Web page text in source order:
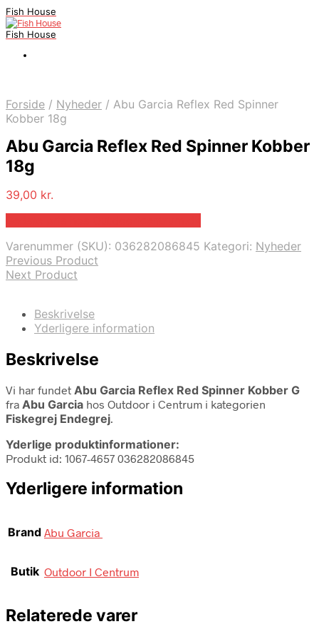
Fish House
Fish House
Forside / Nyheder / Abu Garcia Reflex Red Spinner
Kobber 18g
Abu Garcia Reflex Red Spinner Kobber
18g
39,00 kr.
Varenummer (SKU): 036282086845 Kategori: Nyheder
Previous Product
Next Product
Beskrivelse
Yderligere information
Beskrivelse
Vi har fundet Abu Garcia Reflex Red Spinner Kobber G
fra Abu Garcia hos Outdoor i Centrum i kategorien
Fiskegrej Endegrej.
Yderlige produktinformationer:
Produkt id: 1067-4657 036282086845
Yderligere information
Brand Abu Garcia
Butik Outdoor I Centrum
Relaterede varer